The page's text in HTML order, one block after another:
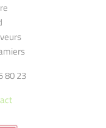
80 23